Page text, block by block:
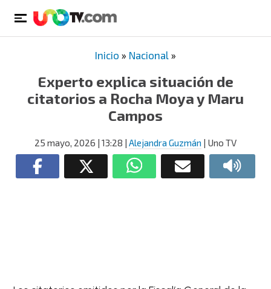
Inicio » Nacional »
Experto explica situación de
citatorios a Rocha Moya y Maru
Campos
25 mayo, 2026 | 13:28 | Alejandra Guzmán | Uno TV